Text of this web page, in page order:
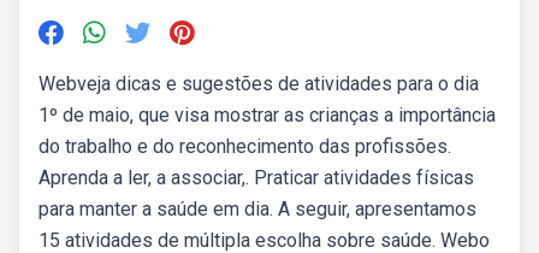
Webveja dicas e sugestões de atividades para o dia
1º de maio, que visa mostrar as crianças a importância
do trabalho e do reconhecimento das profissões.
Aprenda a ler, a associar,. Praticar atividades físicas
para manter a saúde em dia. A seguir, apresentamos
15 atividades de múltipla escolha sobre saúde. Webo